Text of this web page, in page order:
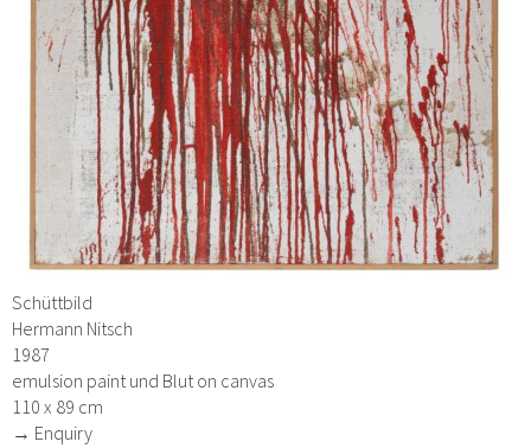
Schüttbild
Hermann Nitsch
1987
emulsion paint und Blut on canvas
110 x 89 cm
→ Enquiry